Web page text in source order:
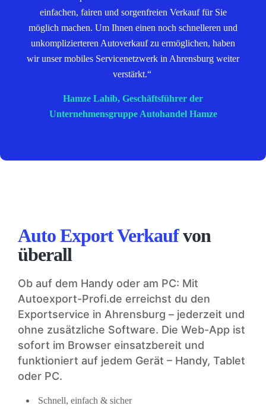
einfachen, fairen und sorgenfreien Verkauf für Sie
möglich machen. Um Ihnen einen noch schnelleren und
unkomplizierteren Autoverkauf zu ermöglichen, haben
wir unser mobiles Servicenetzwerk in Ahrensburg weiter
verstärkt.“
Hamze Lahib, Geschäftsführer der
Unternehmensgruppe Autohandel Hamze
Auto Export Verkaufvon
überall
Ob auf dem Handy oder am PC: Mit
Autoexport-Profi.de erreichst du den
Exportservice in Ahrensburg – jederzeit und
ohne zusätzliche Software. Die Web-App ist
sofort im Browser einsatzbereit und
funktioniert auf jedem Gerät – Handy, Tablet
oder PC.
Schnell, einfach & sicher